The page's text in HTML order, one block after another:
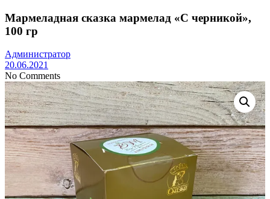
Мармеладная сказка мармелад «С черникой»,
100 гр
Администратор
20.06.2021
No Comments